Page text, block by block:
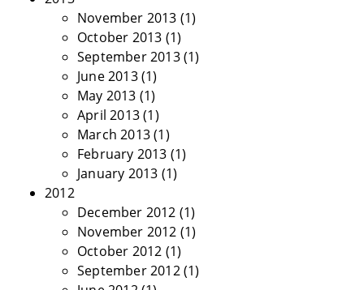
November 2013 (1)
October 2013 (1)
September 2013(1)
June 2013(1)
May 2013 (1)
April 2013(1)
March 2013(1)
February 2013 (1)
January 2013 (1)
2012
December 2012 (1)
November 2012 (1)
October 2012 (1)
September 2012(1)